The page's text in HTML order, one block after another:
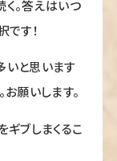
。答えはいつ
です！
いと思います
願いします。
ギブしまくるこ